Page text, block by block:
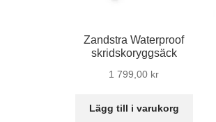
Zandstra Waterproof
skridskoryggsäck
1 799,00 kr
Lägg till i varukorg